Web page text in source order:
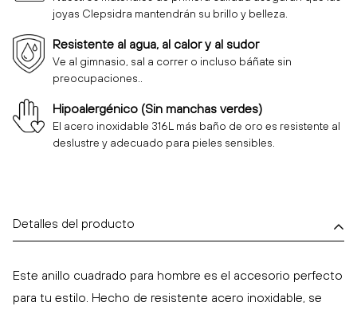
joyas Clepsidra mantendrán su brillo y belleza.
Resistente al agua, al calor y al sudor
Ve al gimnasio, sal a correr o incluso báñate sin
preocupaciones..
Hipoalergénico (Sin manchas verdes)
El acero inoxidable 316L más baño de oro es resistente al
deslustre y adecuado para pieles sensibles.
Detalles del producto
Este anillo cuadrado para hombre es el accesorio perfecto
para tu estilo. Hecho de resistente acero inoxidable, se